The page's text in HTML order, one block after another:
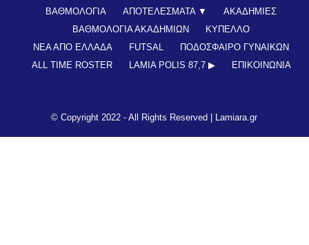
ΒΑΘΜΟΛΟΓΙΑ
ΑΠΟΤΕΛΕΣΜΑΤΑ ▼
ΑΚΑΔΗΜΙΕΣ
ΒΑΘΜΟΛΟΓΙΑ ΑΚΑΔΗΜΙΩΝ
ΚΥΠΕΛΛΟ
ΝΕΑ ΑΠΟ ΕΛΛΑΔΑ
FUTSAL
ΠΟΔΟΣΦΑΙΡΟ ΓΥΝΑΙΚΩΝ
ALL TIME ROSTER
LAMIA POLIS 87,7 ▶︎ ΕΠΙΚΟΙΝΩΝΊΑ
© Copyright 2022 - All Rights Reserved | Lamiara.gr